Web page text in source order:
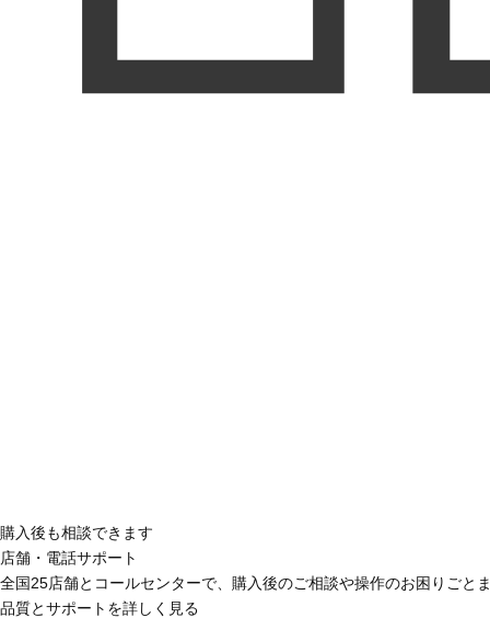
購入後も相談できます
店舗・電話サポート
全国25店舗とコールセンターで、購入後のご相談や操作のお困りごと
品質とサポートを詳しく見る